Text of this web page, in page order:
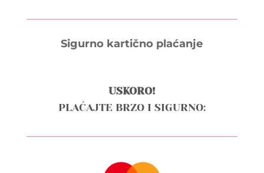
Sigurno kartično plaćanje
USKORO!
PLAĆAJTE BRZO I SIGURNO: